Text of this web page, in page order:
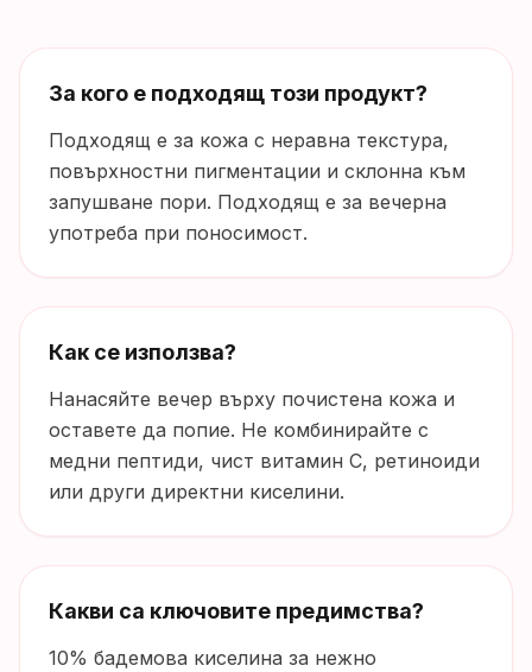
За кого е подходящ този продукт?
Подходящ е за кожа с неравна текстура,
повърхностни пигментации и склонна към
запушване пори. Подходящ е за вечерна
употреба при поносимост.
Как се използва?
Нанасяйте вечер върху почистена кожа и
оставете да попие. Не комбинирайте с
медни пептиди, чист витамин C, ретиноиди
или други директни киселини.
Какви са ключовите предимства?
10% бадемова киселина за нежно